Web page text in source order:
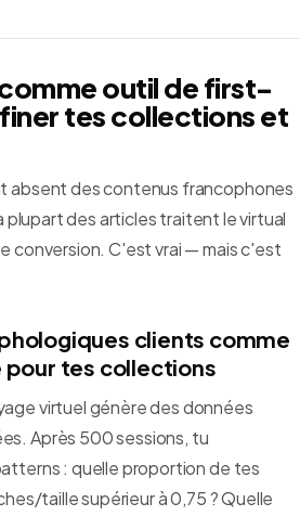
outil de first-
tes collections et
absent des contenus francophones
plupart des articles traitent le virtual
conversion. C'est vrai — mais c'est
clients comme
tes collections
virtuel génère des données
Après 500 sessions, tu
: quelle proportion de tes
taille supérieur à 0,75 ? Quelle